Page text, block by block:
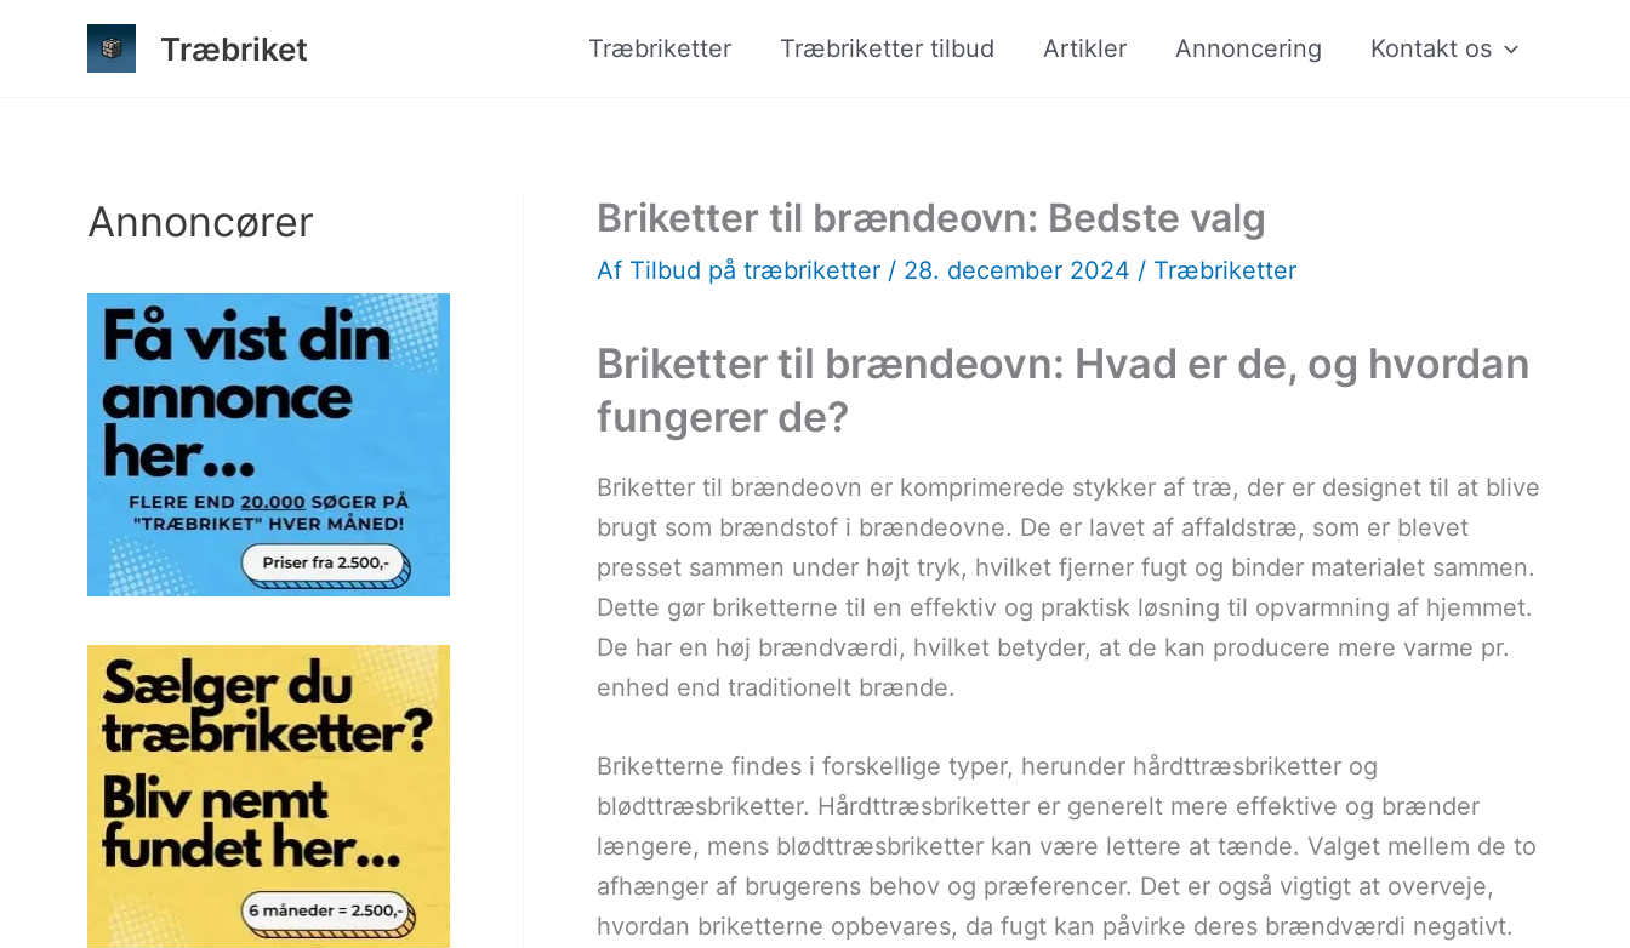
Træbriket Træbriketter Træbriketter tilbud Artikler Annoncering Kontakt os
Annoncører Briketter til brændeovn: Bedste valg
Af Tilbud på træbriketter / 28. december 2024 / Træbriketter
Briketter til brændeovn: Hvad er de, og hvordan
fungerer de?
Briketter til brændeovn er komprimerede stykker af træ, der er designet til at blive
brugt som brændstof i brændeovne. De er lavet af affaldstræ, som er blevet
presset sammen under højt tryk, hvilket fjerner fugt og binder materialet sammen.
Dette gør briketterne til en effektiv og praktisk løsning til opvarmning af hjemmet.
De har en høj brændværdi, hvilket betyder, at de kan producere mere varme pr.
enhed end traditionelt brænde.
Briketterne findes i forskellige typer, herunder hårdttræsbriketter og
blødttræsbriketter. Hårdttræsbriketter er generelt mere effektive og brænder
længere, mens blødttræsbriketter kan være lettere at tænde. Valget mellem de to
afhænger af brugerens behov og præferencer. Det er også vigtigt at overveje,
hvordan briketterne opbevares, da fugt kan påvirke deres brændværdi negativt.